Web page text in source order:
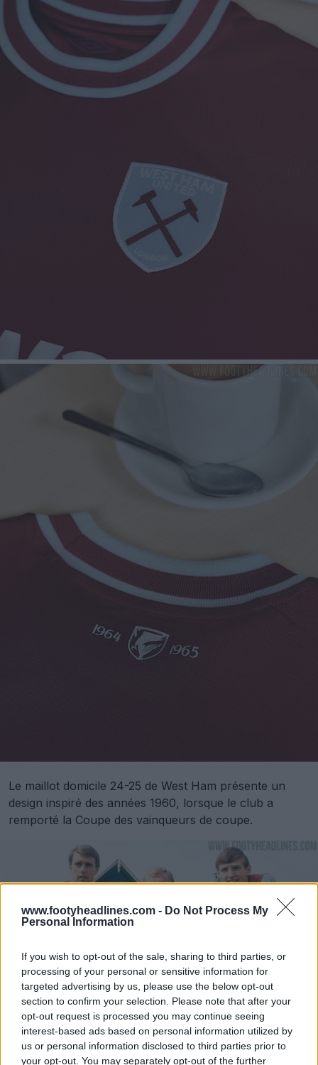
www.footyheadlines.com - Do Not Process My
Personal Information
If you wish to opt-out of the sale, sharing to third parties, or
processing of your personal or sensitive information for
targeted advertising by us, please use the below opt-out
section to confirm your selection. Please note that after your
opt-out request is processed you may continue seeing
interest-based ads based on personal information utilized by
us or personal information disclosed to third parties prior to
your opt-out. You may separately opt-out of the further
Le maillot domicile 24-25 de West Ham présente un
design inspiré des années 1960, lorsque le club a
remporté la Coupe des vainqueurs de coupe.